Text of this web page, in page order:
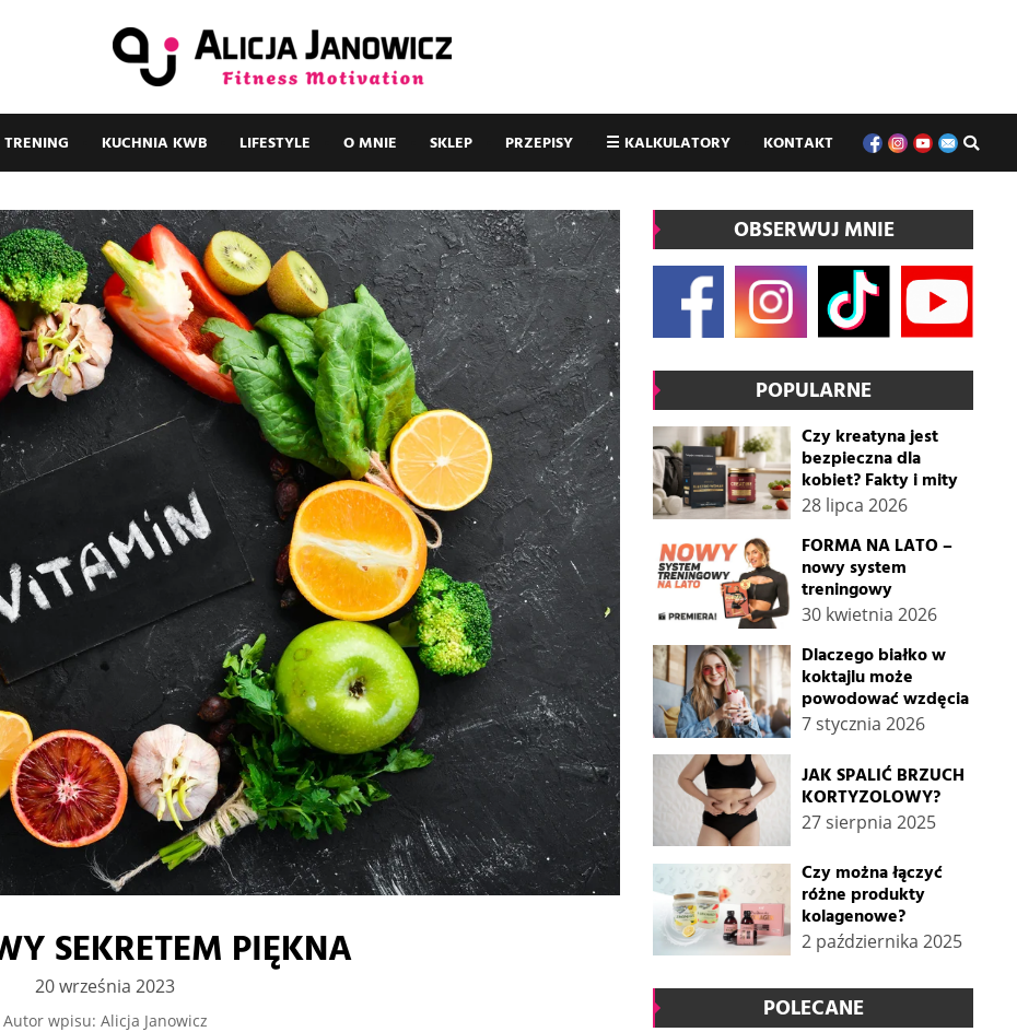
TRENING KUCHNIA KWB LIFESTYLE O MNIE SKLEP PRZEPISY ☰ KALKULATORY KONTAKT
SEKRETEM PIĘKNA
20 września 2023
Autor wpisu: Alicja Janowicz
OBSERWUJ MNIE
POPULARNE
Czy kreatyna jest
bezpieczna dla
kobiet? Fakty i mity
28 lipca 2026
FORMA NA LATO –
nowy system
treningowy
30 kwietnia 2026
Dlaczego białko w
koktajlu może
powodować wzdęcia
7 stycznia 2026
JAK SPALIĆ BRZUCH
KORTYZOLOWY?
27 sierpnia 2025
Czy można łączyć
różne produkty
kolagenowe?
2 października 2025
POLECANE